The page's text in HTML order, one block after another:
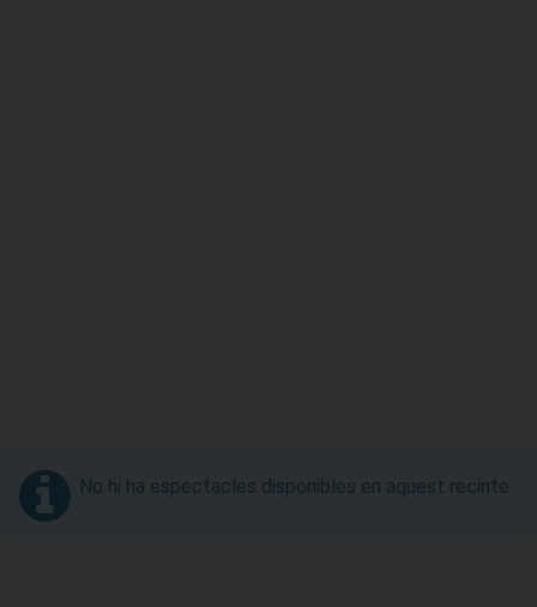
No hi ha espectacles disponibles en aquest recinte